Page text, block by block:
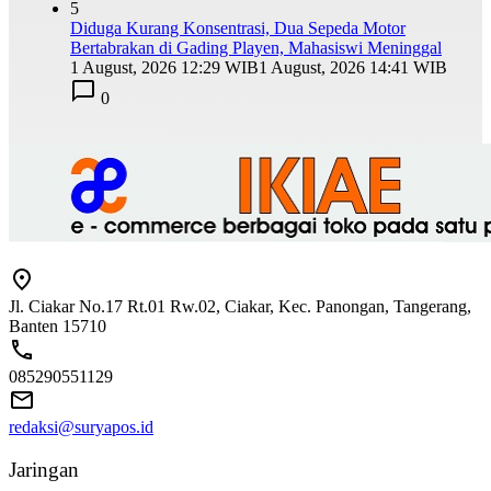
5
Diduga Kurang Konsentrasi, Dua Sepeda Motor
Bertabrakan di Gading Playen, Mahasiswi Meninggal
1 August, 2026 12:29 WIB1 August, 2026 14:41 WIB
0
Jl. Ciakar No.17 Rt.01 Rw.02, Ciakar, Kec. Panongan, Tangerang,
Banten 15710
085290551129
redaksi@suryapos.id
Jaringan